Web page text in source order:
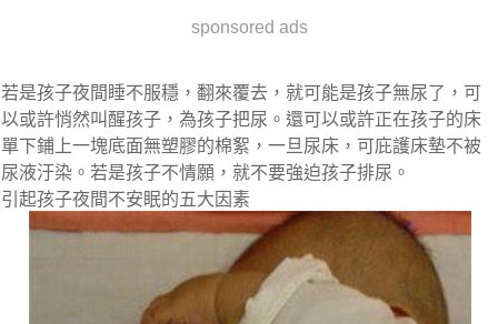
sponsored ads
若是孩子夜間睡不服穩，翻來覆去，就可能是孩子無尿了，可
以或許悄然叫醒孩子，為孩子把尿。還可以或許正在孩子的床
單下鋪上一塊底面無塑膠的棉絮，一旦尿床，可庇護床墊不被
尿液汙染。若是孩子不情願，就不要強迫孩子排尿。
引起孩子夜間不安眠的五大因素